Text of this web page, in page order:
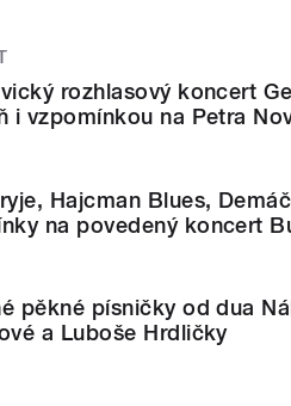
rozhlasový koncert
i vzpomínkou na Petra
Hajcman Blues,
na povedený koncert
pěkné písničky od dua
a Luboše Hrdličky